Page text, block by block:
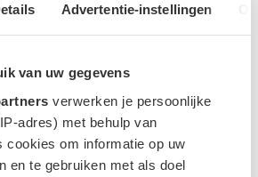
Advertentie-instellingen
van uw gegevens
verwerken je persoonlijke
adres) met behulp van
cookies om informatie op uw
en te gebruiken met als doel
59 kWh